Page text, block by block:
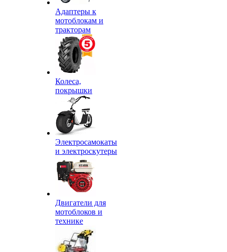
Адаптеры к
мотоблокам и
тракторам
Колеса,
покрышки
Электросамокаты
и электроскутеры
Двигатели для
мотоблоков и
технике